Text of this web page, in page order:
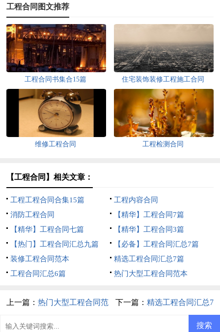
工程合同图文推荐
工程合同书集合15篇 住宅装饰装修工程施工合同
维修工程合同 工程检测合同
【工程合同】相关文章：
工程工程合同合集15篇
工程内容合同
消防工程合同
【精华】工程合同7篇
【精华】工程合同七篇
【精华】工程合同3篇
【热门】工程合同汇总九篇
【必备】工程合同汇总7篇
装修工程合同范本
精选工程合同汇总7篇
工程合同汇总6篇
热门大型工程合同范本
上一篇：热门大型工程合同范
下一篇： 精选工程合同汇总7